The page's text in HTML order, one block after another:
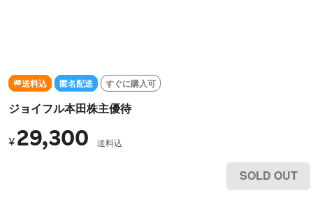
送料込 匿名配送 すぐに購入可
ジョイフル本田株主優待
¥ 29,300 送料込
SOLD OUT